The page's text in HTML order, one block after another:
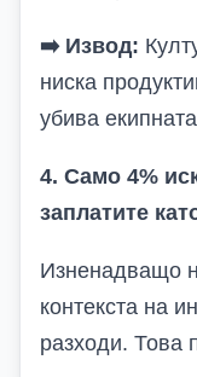
➡️Извод:
ниска
убива
4. Само 4%
заплатите
Изненадващо
контекста на
разходи. Това